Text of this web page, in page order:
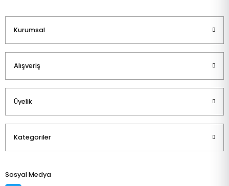
Kurumsal
Alışveriş
Üyelik
Kategoriler
Sosyal Medya